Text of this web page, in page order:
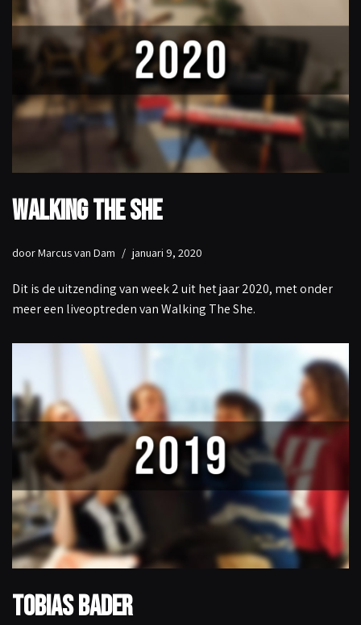
Walking The She
doorMarcus van Dam januari 9, 2020
Dit is de uitzending van week 2 uit het jaar 2020, met onder
meer een liveoptreden van Walking The She.
Tobias Bader